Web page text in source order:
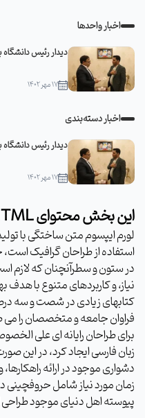
اخبار واحدها
دیدار رئیس دانشگاه
۱۷ مهر ۱۴۰۲
اخبار دسته‌بندی
دیدار رئیس دانشگاه
۱۷ مهر ۱۴۰۲
این بخش محتوای HTML است.
لورم ایپسوم متن ساختگی با
استفاده از طراحان گرافیک است،
در ستون و سطرآنچنان که لازم
نیاز، و کاربردهای متنوع با هدف
کتابهای زیادی در شصت و سه
فراوان جامعه و متخصصان را می
برای طراحان رایانه ای علی
زبان فارسی ایجاد کرد، در این
دشواری موجود در ارائه
زمان مورد نیاز شامل حروفچینی
پیوسته اهل دنیای موجود طراحی